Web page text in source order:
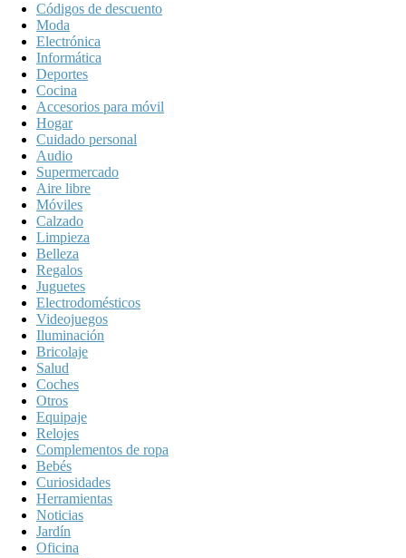
Códigos de descuento
Moda
Electrónica
Informática
Deportes
Cocina
Accesorios para móvil
Hogar
Cuidado personal
Audio
Supermercado
Aire libre
Móviles
Calzado
Limpieza
Belleza
Regalos
Juguetes
Electrodomésticos
Videojuegos
Iluminación
Bricolaje
Salud
Coches
Otros
Equipaje
Relojes
Complementos de ropa
Bebés
Curiosidades
Herramientas
Noticias
Jardín
Oficina